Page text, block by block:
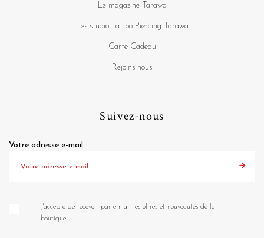
Le magazine Tarawa
Les studio Tattoo Piercing Tarawa
Carte Cadeau
Rejoins nous
Suivez-nous
Votre adresse e-mail
J'accepte de recevoir par e-mail les offres et nouveautés de la
boutique